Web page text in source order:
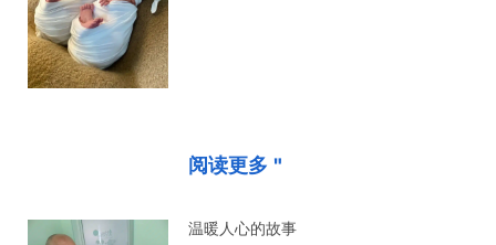
阅读更多 "
温暖人心的故事